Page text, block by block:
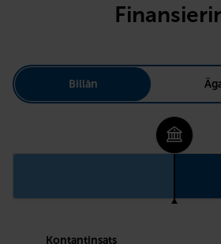
Billån
Kontantinsats